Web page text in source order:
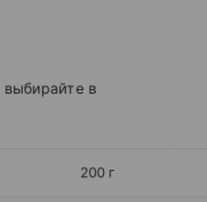
выбирайте в
200 г